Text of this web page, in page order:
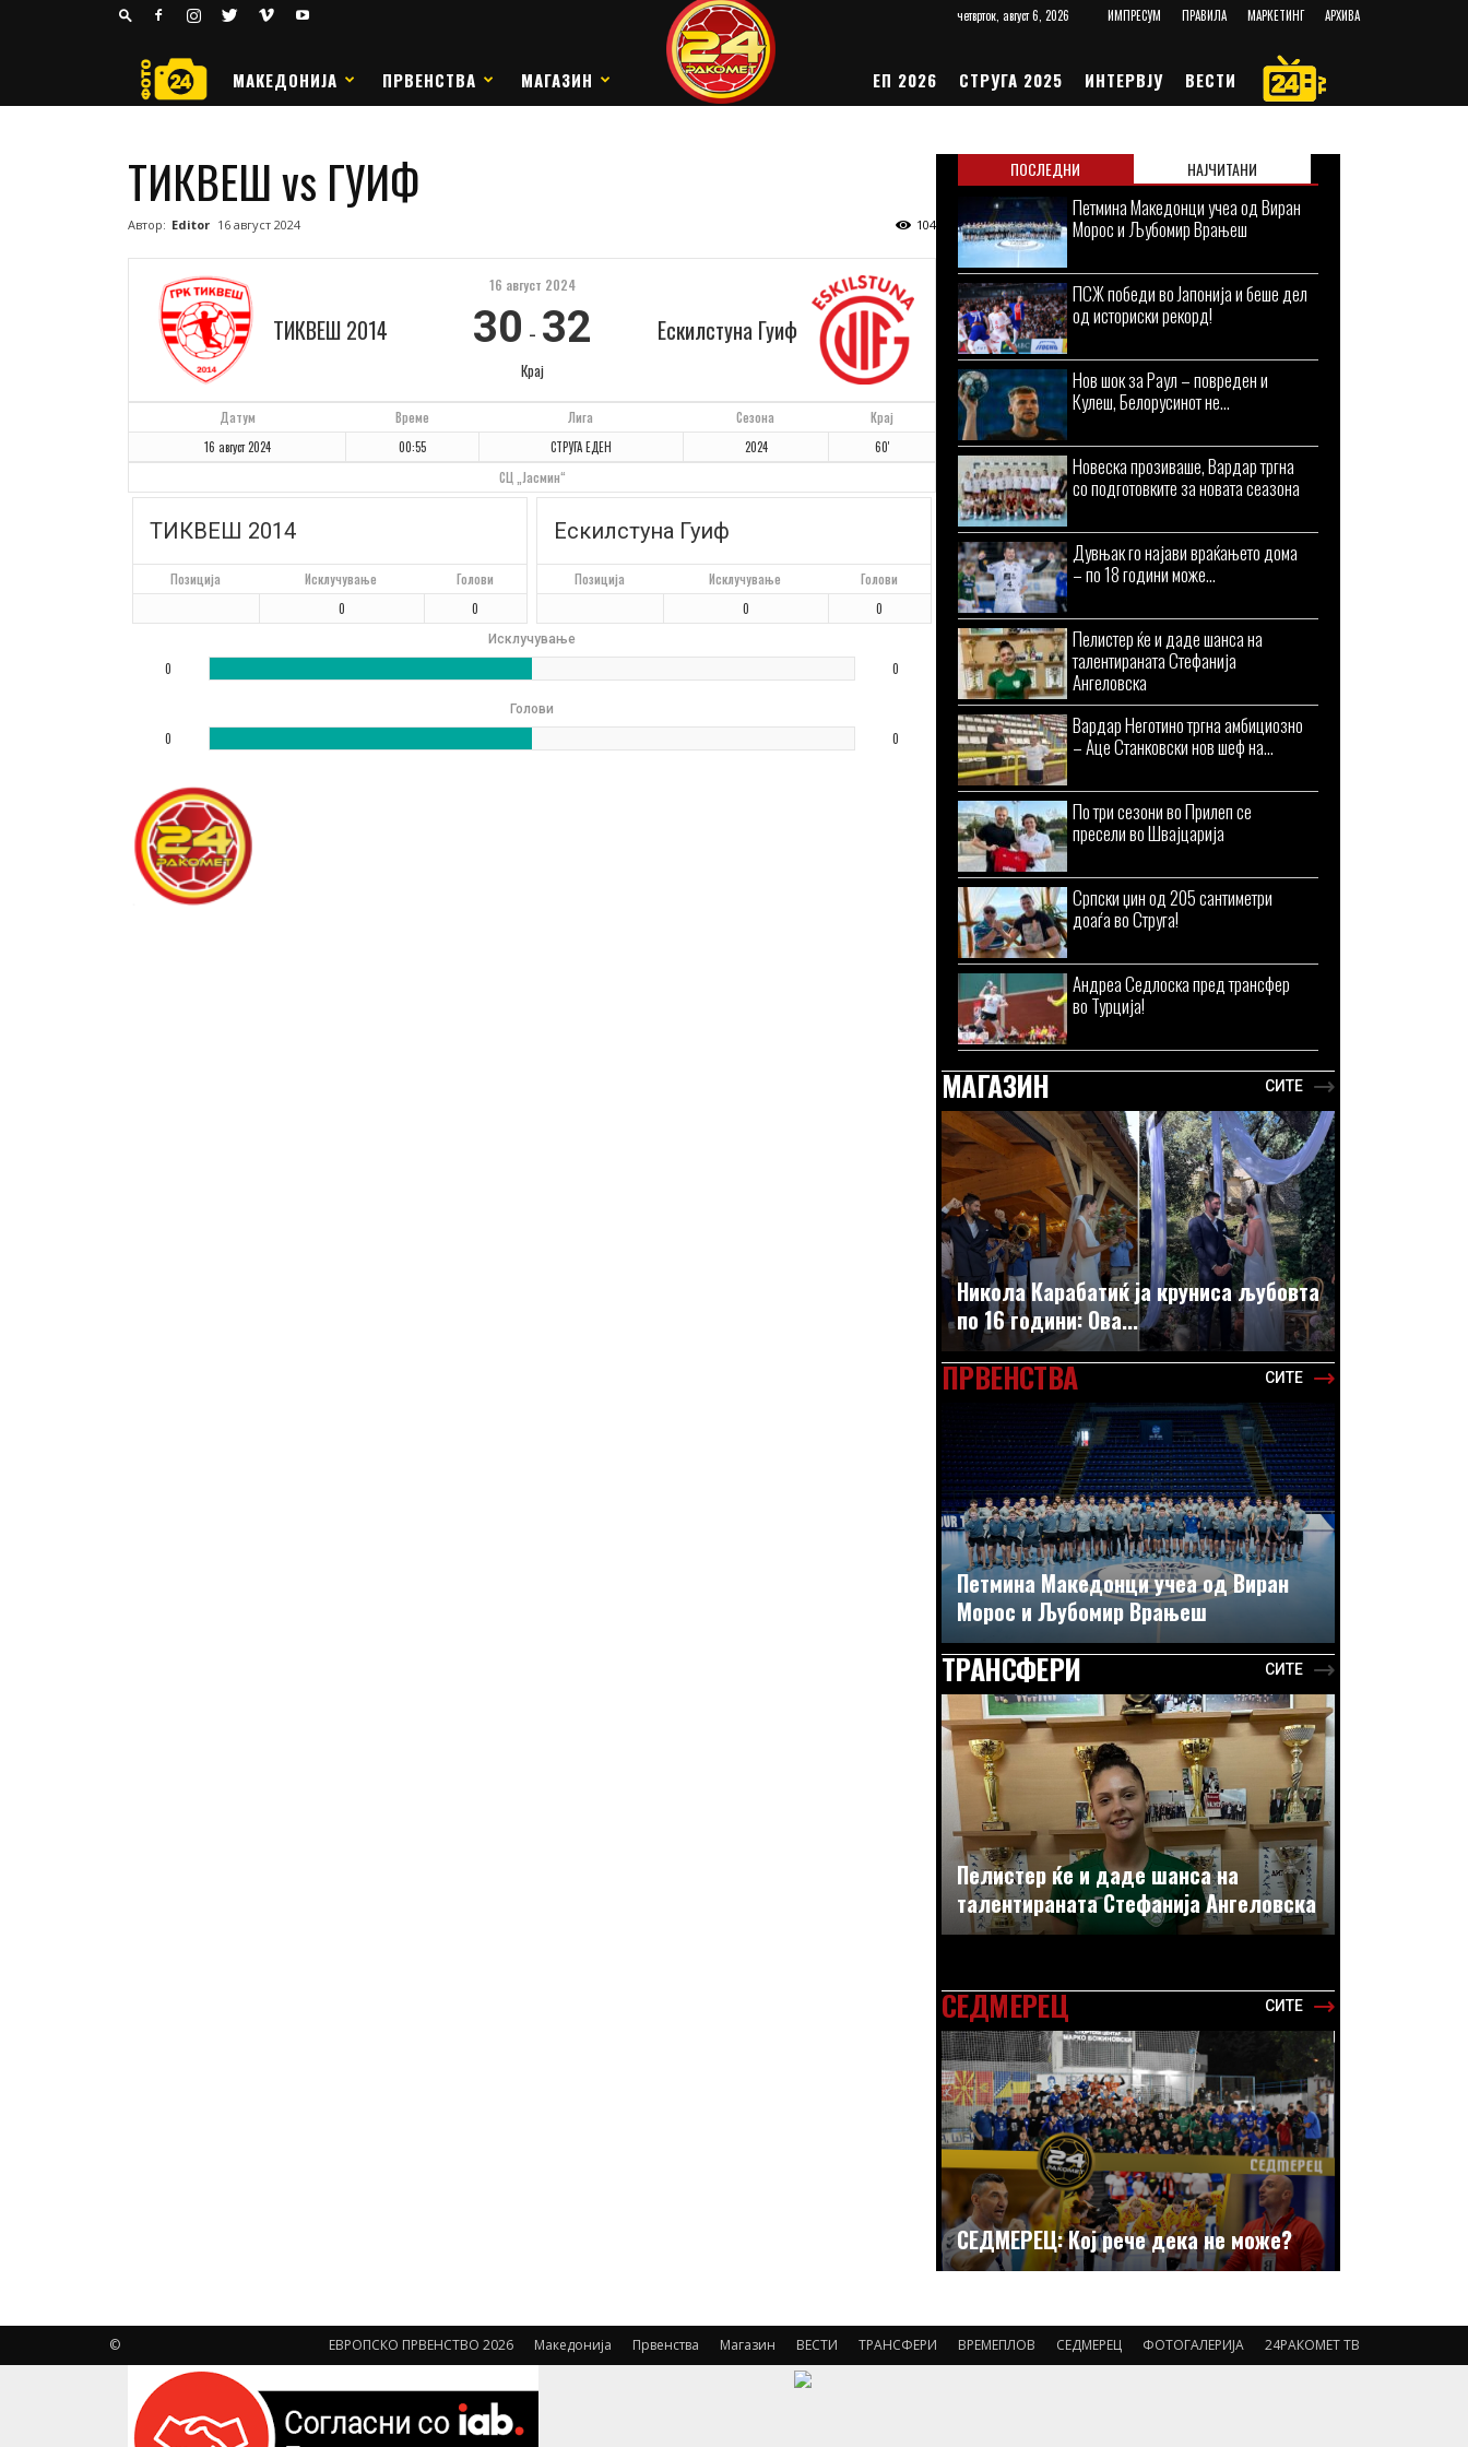
четврток, август 6, 2026 ИМПРЕСУМ ПРАВИЛА МАРКЕТИНГ АРХИВА
РАКОМЕТ
МАКЕДОНИЈА ПРВЕНСТВА МАГАЗИН ЕП 2026 СТРУГА 2025 ИНТЕРВЈУ ВЕСТИ
ТИКВЕШ vs ГУИФ
Автор: Editor 16 август 2024 104
ТИКВЕШ 2014 Ескилстуна Гуиф
16 август 2024
30 - 32
Крај
Датум Време Лига Сезона
Крај
16 август 2024
00:55 СТРУГА ЕДЕН 2024
60'
СЦ „Јасмин“
ТИКВЕШ 2014
Позиција Исклучување
Голови
0
0
Ескилстуна Гуиф
Позиција Исклучување
Голови
0
0
Исклучување
0 0
Голови
0 0
ПОСЛЕДНИ НАЈЧИТАНИ
Петмина Македонци учеа од Виран
Морос и Љубомир Врањеш
ПСЖ победи во Јапонија и беше дел
од историски рекорд!
Нов шок за Раул – повреден и
Кулеш, Белорусинот не...
Новеска прозиваше, Вардар тргна
со подготовките за новата сеазона
Дувњак го најави враќањето дома
– по 18 години може...
Пелистер ќе и даде шанса на
талентираната Стефанија
Ангеловска
Вардар Неготино тргна амбициозно
– Аце Станковски нов шеф на...
По три сезони во Прилеп се
пресели во Швајцарија
Српски џин од 205 сантиметри
доаѓа во Струга!
Андреа Седлоска пред трансфер
во Турција!
МАГАЗИН СИТЕ
Никола Карабатиќ ја круниса љубовта
по 16 години: Ова...
ПРВЕНСТВА СИТЕ
Петмина Македонци учеа од Виран
Морос и Љубомир Врањеш
ТРАНСФЕРИ СИТЕ
Пелистер ќе и даде шанса на
талентираната Стефанија Ангеловска
СЕДМЕРЕЦ СИТЕ
СЕДМЕРЕЦ: Кој рече дека не може?
ЕВРОПСКО ПРВЕНСТВО 2026 Македонија Првенства Магазин ВЕСТИ ТРАНСФЕРИ ВРЕМЕПЛОВ СЕДМЕРЕЦ ФОТОГАЛЕРИЈА 24РАКОМЕТ ТВ
©